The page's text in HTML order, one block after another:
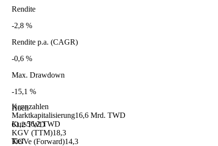
Kennzahlen
Marktkapitalisierung16,6 Mrd. TWD
Kurs56,2 TWD
KGV (TTM)18,3
KGVe (Forward)14,3
Rendite
-2,8 %
Rendite p.a. (CAGR)
-0,6 %
Max. Drawdown
-15,1 %
Hoch
61,2 TWD
Tief